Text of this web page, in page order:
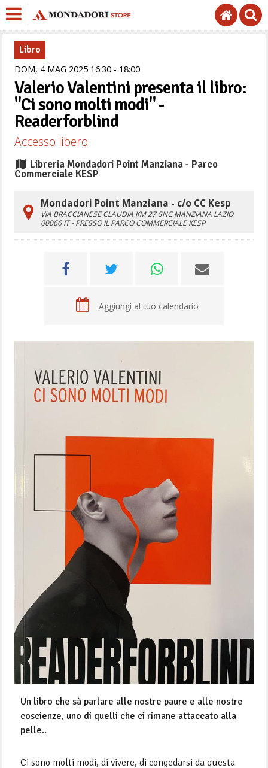
Libro
DOM, 4 MAG 2025 1630 - 1800
Valerio Valentini presenta il libro:
"Ci sono molti modi" -
Readerforblind
Accesso libero
Libreria Mondadori Point Manziana - Parco
Commerciale KESP
Mondadori Point Manziana - c/o CC Kesp
VIA BRACCIANESE CLAUDIA KM 27 SNCMANZIANA LAZIO
00066 IT - PRESSO IL PARCO COMMERCIALE KESP
Aggiungi al tuo calendario
Un libro che sà parlare alle nostre paure e alle nostre
coscienze, uno di quelli che ci rimane attaccato alla
pelle..
Ci sono molti modi, di vivere, di congedarsi da questa